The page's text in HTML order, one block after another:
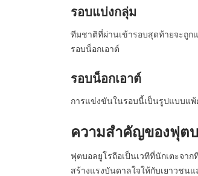
รอบแบ่งกลุ่ม
ทีมชาติที่ผ่านเข้ารอบสุดท้ายจะถู
รอบน็อกเอาต์
รอบน็อกเอาต์
การแข่งขันในรอบนี้เป็นรูปแบบแ
ความสำคัญของฟุต
ฟุตบอลยูโรถือเป็นเวทีที่นักเตะจ
สร้างแรงบันดาลใจให้กับเยาวชน